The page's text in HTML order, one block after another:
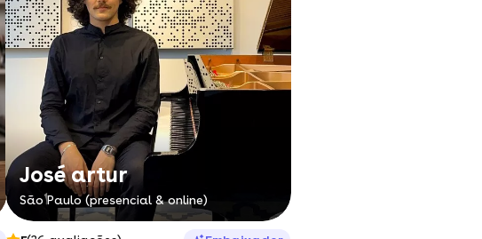
José artur
São Paulo (presencial & online)